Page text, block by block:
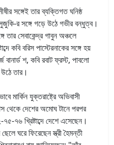
সঙ্গেই তার ব্যক্তিগত ঘনিষ্ঠ
র সঙ্গে গড়ে উঠে গভীর বন্ধুত্ব।
তার সেবাকেন্দ্র গাবুন অঞ্চলে
কবি বরিস পাস্টেরনাকের সঙ্গে হয়
শ, কবি রবাট ফ্রস্ট, পাবলো
তার।
মার্কিন যুক্তরাষ্ট্রে অভিবাসী
থেকে দেশের অমোঘ টানে পরপর
খ্রিষ্টাব্দে দেশে এসেছেন।
ঘরে ফিরেছেন স্ত্রী হৈমন্তী